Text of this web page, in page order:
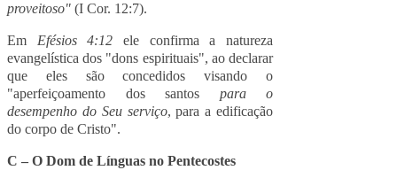
proveitoso" (I Cor. 12:7).
Em Efésios 4:12 ele confirma a natureza
evangelística dos "dons espirituais", ao declarar
que eles são concedidos visando o
"aperfeiçoamento dos santos para o
desempenho do Seu serviço, para a edificação
do corpo de Cristo".
C – O Dom de Línguas no Pentecostes